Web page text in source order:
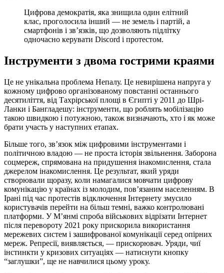
Цифрова демократія, яка знищила один елітний
клас, проголосила інший — не земель і партій, а
смартфонів і зв’язків, що дозволяють підлітку
одночасно керувати Discord і протестом.
Інструменти з двома гострими краями
Це не унікальна проблема Непалу. Це невирішена напруга у
кожному цифрово організованому повстанні останнього
десятиліття, від Тахрірської площі в Єгипті у 2011 до Шрі-
Ланки і Бангладешу: інструменти, що роблять мобілізацію
такою швидкою і потужною, також визначають, хто і як може
брати участь у наступних етапах.
Більше того, зв’язок між цифровими інструментами і
політичною владою — не проста історія звільнення. Заборона
соцмереж, спрямована на придушення інакомислення, стала
джерелом інакомислення. Це результат, який уряди
створювали щоразу, коли намагалися мовчати цифрову
комунікацію у країнах із молодим, пов’язаним населенням. В
Ірані під час протестів відключення Інтернету змусило
користувачів перейти на більш темні, важко контролювані
платформи. У М’янмі спроба військових відрізати Інтернет
після перевороту 2021 року прискорила використання
мережевих систем і зашифрованої комунікації серед опірних
мереж. Репресії, виявляється, — прискорювач. Уряди, чиї
інстинкти у кризових ситуаціях — натиснути кнопку
“заглушки”, ще не навчилися цьому уроку.